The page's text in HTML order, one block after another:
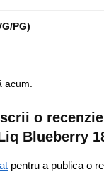
PG)
acum.
o
Blueberry
pentru a publica o